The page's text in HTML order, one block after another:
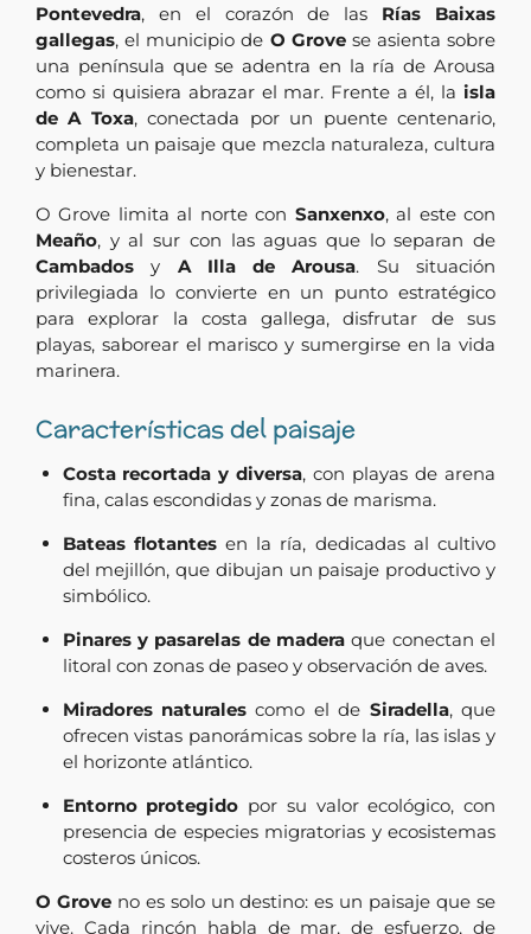
Pontevedra, en el corazón de las Rías Baixas
gallegas, el municipio de O Grovese asienta sobre
una península que se adentra en la ría de Arousa
como si quisiera abrazar el mar. Frente a él, la isla
de A Toxa, conectada por un puente centenario,
completa un paisaje que mezcla naturaleza, cultura
y bienestar.
O Grove limita al norte con Sanxenxo, al este con
Meaño, y al sur con las aguas que lo separan de
Cambados y A Illa de Arousa. Su situación
privilegiada lo convierte en un punto estratégico
para explorar la costa gallega, disfrutar de sus
playas, saborear el marisco y sumergirse en la vida
marinera.
Características del paisaje
Costa recortada y diversa, con playas de arena
fina, calas escondidas y zonas de marisma.
Bateas flotantesen la ría, dedicadas al cultivo
del mejillón, que dibujan un paisaje productivo y
simbólico.
Pinares y pasarelas de maderaque conectan el
litoral con zonas de paseo y observación de aves.
Miradores naturalescomo el de Siradella, que
ofrecen vistas panorámicas sobre la ría, las islas y
el horizonte atlántico.
Entorno protegido por su valor ecológico, con
presencia de especies migratorias y ecosistemas
costeros únicos.
O Groveno es solo un destino: es un paisaje que se
vive. Cada rincón habla de mar, de esfuerzo, de